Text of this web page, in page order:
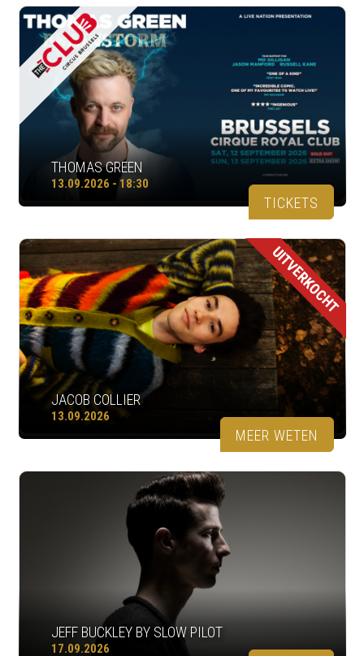
THOMAS GREEN
13.09.2026 - 18:30
TICKETS
UITVERKOCHT
JACOB COLLIER
13.09.2026
MEER WETEN
JEFF BUCKLEY BY SLOW PILOT
17.09.2026